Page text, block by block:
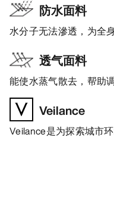
防水面料
水分子无法滲透，为全
透气面料
能使水蒸气散去，帮助
Veilance
Veilance是为探索城市